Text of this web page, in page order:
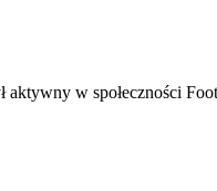
aktywny w społeczności